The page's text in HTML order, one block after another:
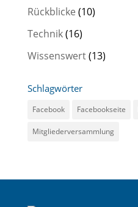
Rückblicke (10)
Technik(16)
Wissenswert(13)
Schlagwörter
Facebook Facebookseite
Mitgliederversammlung